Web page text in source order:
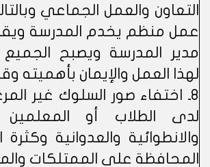
التعاون والعمل الجماعي
عمل منظم يخدم المدرسة
مدير المدرسة ويصبح الجميع
لهذا العمل والإيمان بأهميته
8ـ اختفاء صور السلوك غير
لدى الطلاب أو المعلمين
والانطوائية والعدوانية
المحافظة على الممتلكات